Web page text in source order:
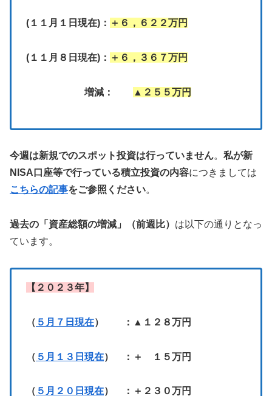
(１１月１日現在)： ＋６，６２２万円
(１１月８日現在)： ＋６，３６７万円
増減： ▲２５５万円
今週は新規でのスポット投資は行っていません。 私が新
NISA口座等で行っている積立投資の内容につきましては
こちらの記事をご参照ください。
過去の「資産総額の増減」（前週比） は以下の通りとなっ
ています。
【２０２３年】
（ ５月７日現在） ：▲１２８万円
（ ５月１３日現在） ：＋ １５万円
（ ５月２０日現在） ：＋２３０万円